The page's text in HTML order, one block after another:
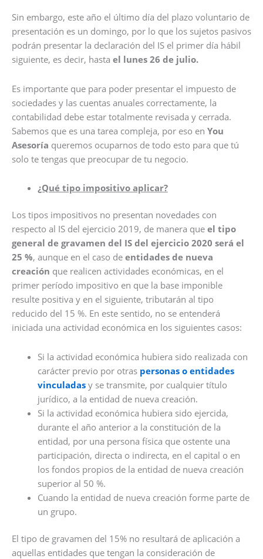
Sin embargo, este año el último día del plazo voluntario de
presentación es un domingo, por lo que los sujetos pasivos
podrán presentar la declaración del IS el primer día hábil
siguiente, es decir, hasta el lunes 26 de julio.
Es importante que para poder presentar el impuesto de
sociedades y las cuentas anuales correctamente, la
contabilidad debe estar totalmente revisada y cerrada.
Sabemos que es una tarea compleja, por eso en You
Asesoría queremos ocuparnos de todo esto para que tú
solo te tengas que preocupar de tu negocio.
¿Qué tipo impositivo aplicar?
Los tipos impositivos no presentan novedades con
respecto al IS del ejercicio 2019, de manera que el tipo
general de gravamen del IS del ejercicio 2020 será el
25 %, aunque en el caso de entidades de nueva
creación que realicen actividades económicas, en el
primer período impositivo en que la base imponible
resulte positiva y en el siguiente, tributarán al tipo
reducido del 15 %. En este sentido, no se entenderá
iniciada una actividad económica en los siguientes casos:
Si la actividad económica hubiera sido realizada con
carácter previo por otras personas o entidades
vinculadasy se transmite, por cualquier título
jurídico, a la entidad de nueva creación.
Si la actividad económica hubiera sido ejercida,
durante el año anterior a la constitución de la
entidad, por una persona física que ostente una
participación, directa o indirecta, en el capital o en
los fondos propios de la entidad de nueva creación
superior al 50 %.
Cuando la entidad de nueva creación forme parte de
un grupo.
El tipo de gravamen del 15% no resultará de aplicación a
aquellas entidades que tengan la consideración de